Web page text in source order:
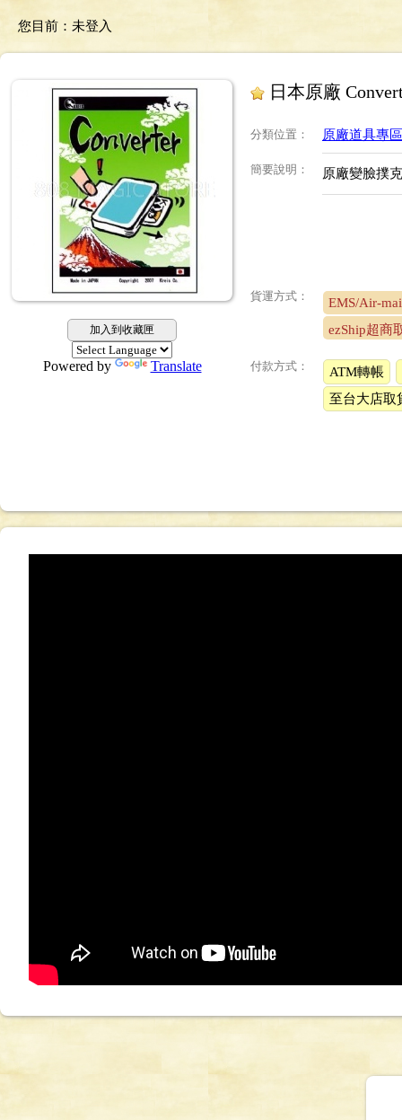
您目前： 未登入
加入到收藏匣
Powered by Translate
日本原廠
分類位置 ： 原廠道具專
簡要說明 ： 原廠變臉撲克
貨運方式：
EMS/Air-
ezShip超商
付款方式：
ATM轉帳
至台大店取